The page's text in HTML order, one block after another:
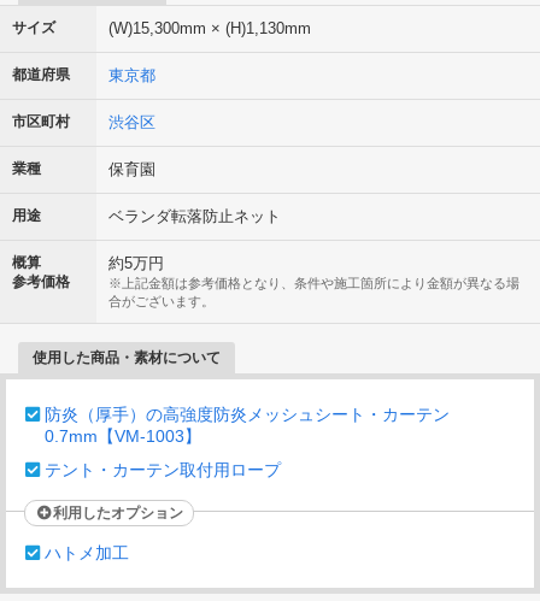
サイズ (W)15,300mm × (H)1,130mm
都道府県 東京都
市区町村 渋谷区
業種 保育園
用途 ベランダ転落防止ネット
概算
参考価格
約5万円
※上記金額は参考価格となり、条件や施工箇所により金額が異なる場
合がございます。
使用した商品・素材について
防炎（厚手）の高強度防炎メッシュシート・カーテン
0.7mm【VM-1003】
テント・カーテン取付用ロープ
利用したオプション
ハトメ加工